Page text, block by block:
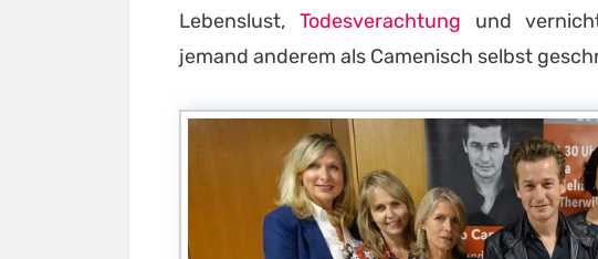
Lebenslust, Todesverachtung und
jemand anderem als Camenisch selbst